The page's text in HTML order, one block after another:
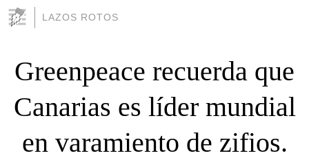
LAZOS ROTOS
Greenpeace recuerda que
Canarias es líder mundial
en varamiento de zifios.